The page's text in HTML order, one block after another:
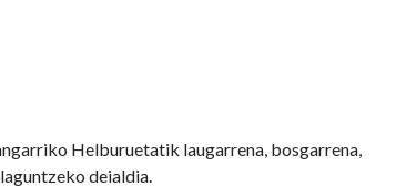
Helburuetatik laugarrena, bosgarrena,
deialdia.